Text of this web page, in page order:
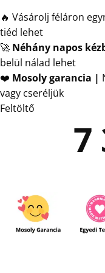
🔥 Vásárolj féláron
tiéd lehet
🚀 Néhány napos
belül nálad lehet
❤️ Mosoly garancia |
vagy cseréljük
Feltöltő
7